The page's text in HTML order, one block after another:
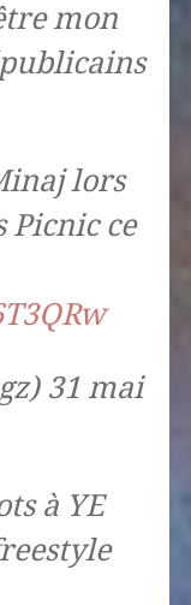
mon
lors
Picnic ce
31 mai
à YE